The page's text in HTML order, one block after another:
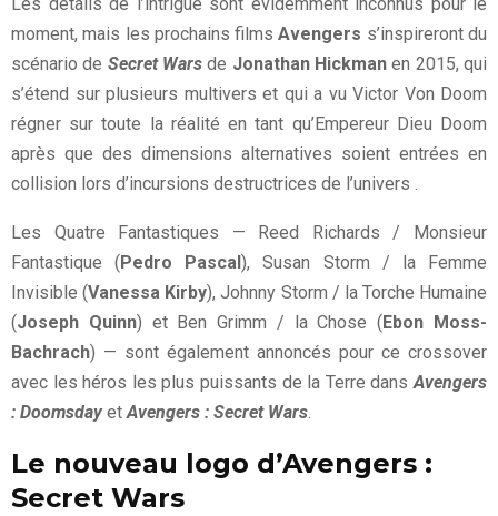
moment, mais les prochains filmsAvengers s’inspireront du
scénario de Secret Wars de Jonathan Hickman en 2015, qui
s’étend sur plusieurs multivers et qui a vu Victor Von Doom
régner sur toute la réalité en tant qu’Empereur Dieu Doom
après que des dimensions alternatives soient entrées en
collision lors d’incursions destructrices de l’univers .
Les Quatre Fantastiques — Reed Richards / Monsieur
Fantastique (Pedro Pascal), Susan Storm / la Femme
Invisible (Vanessa Kirby), Johnny Storm / la Torche Humaine
(Joseph Quinn) et Ben Grimm / la Chose (Ebon Moss-
Bachrach) — sont également annoncés pour ce crossover
avec les héros les plus puissants de la Terre dansAvengers
: Doomsday etAvengers : Secret Wars.
Le nouveau logo d’Avengers :
Secret Wars